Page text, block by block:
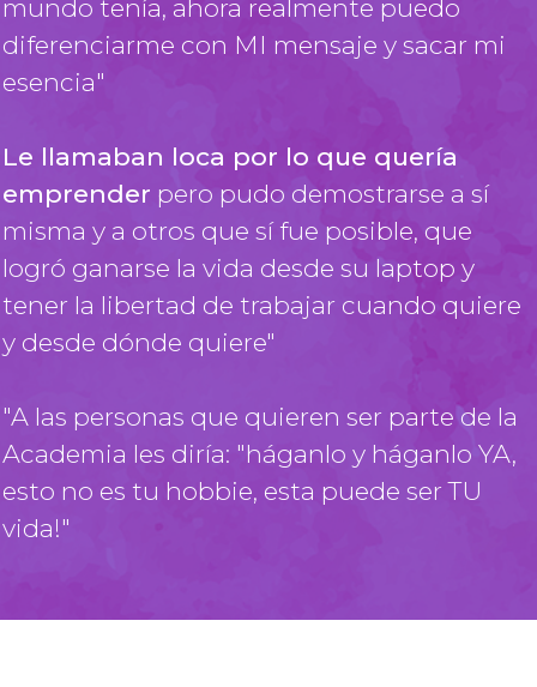
mundo tenía, ahora realmente puedo
diferenciarme con MI mensaje y sacar mi
esencia"
Le llamaban loca por lo que quería
emprender pero pudo demostrarse a sí
misma y a otros que sí fue posible, que
logró ganarse la vida desde su laptop y
tener la libertad de trabajar cuando quiere
y desde dónde quiere"
"A las personas que quieren ser parte de la
Academia les diría: "háganlo y háganlo YA,
esto no es tu hobbie, esta puede ser TU
vida!"